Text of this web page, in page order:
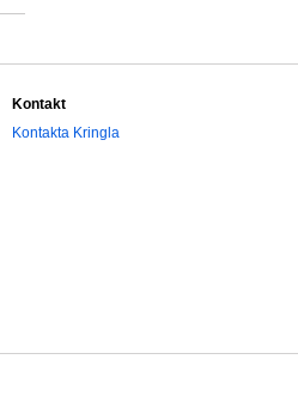
Kontakt
Kontakta Kringla